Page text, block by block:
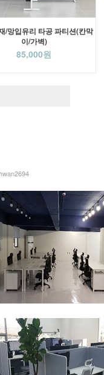
/망입유리 타공 파티션(칸막
이/가벽)
85,000원